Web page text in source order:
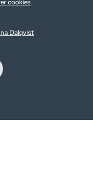
cookies
Dalqvist